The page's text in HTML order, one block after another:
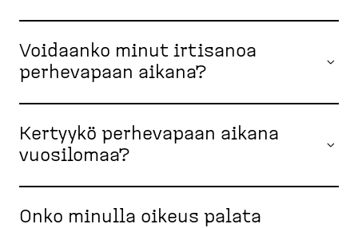
Voidaanko minut irtisanoa
perhevapaan aikana?
Kertyykö perhevapaan aikana
vuosilomaa?
Onko minulla oikeus palata